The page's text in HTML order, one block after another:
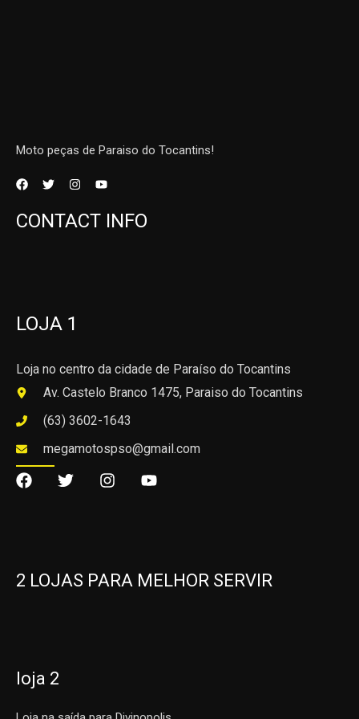
Moto peças de Paraiso do Tocantins!
CONTACT INFO
LOJA 1
Loja no centro da cidade de Paraíso do Tocantins
Av. Castelo Branco 1475, Paraiso do Tocantins
(63) 3602-1643
megamotospso@gmail.com
2 LOJAS PARA MELHOR SERVIR
loja 2